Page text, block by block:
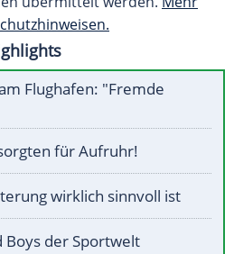
Flughafen: "Fremde
für Aufruhr!
wirklich sinnvoll ist
Boys der Sportwelt